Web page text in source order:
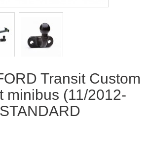
Transit Custom
minibus (11/2012-